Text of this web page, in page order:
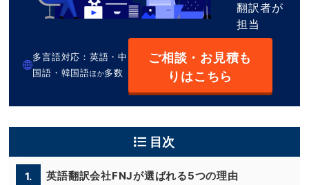
翻訳者が
担当
多言語対応：英語・中
国語・韓国語ほか多数
ご相談・お見積も
りはこちら
目次
1. 英語翻訳会社FNJが選ばれる5つの理由